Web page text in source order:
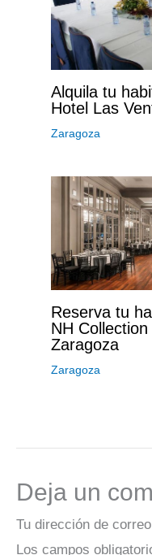
Alquila tu
Hotel Las
Zaragoza
Reserva tu
NH
Zaragoza
Zaragoza
Deja un
Tu dirección de
Los campos